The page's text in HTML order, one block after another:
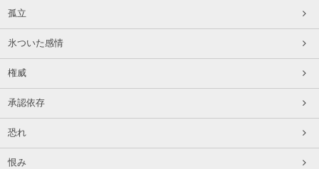
孤立
氷ついた感情
権威
承認依存
恐れ
恨み